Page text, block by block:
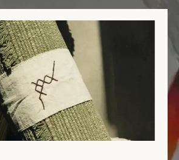
обработку
ВОПРОС
Информация